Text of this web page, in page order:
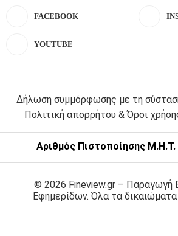
FACEBOOK
YOUTUBE
Δήλωση συμμόρφωσης με τη
Πολιτική απορρήτου & Όροι
Αριθμός Πιστοποίησης Μ.Η.Τ.
© 2026 Fineview.gr – Παραγωγή
Εφημερίδων. Όλα τα δικαιώματα